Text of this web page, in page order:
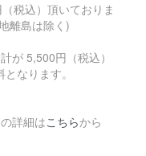
税込）頂いておりま
離島は除く)
が 5,500円（税込）
なります。
詳細はこちらから